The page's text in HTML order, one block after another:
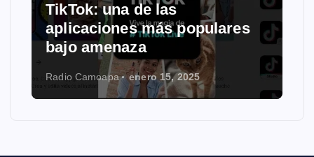
Hackean la página de
Facebook de la Diócesis de
Juigalpa
Radio Camoapa octubre 22, 2024